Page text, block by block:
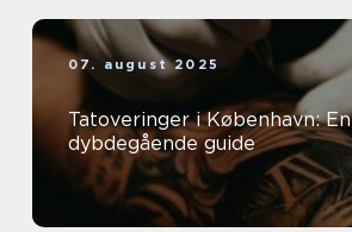
07. august 2025
Tatoveringer i København: En
dybdegående guide